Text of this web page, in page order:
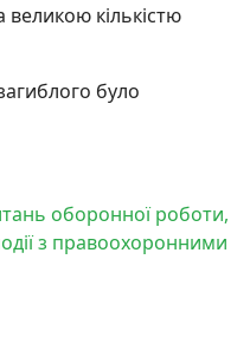
великою кількістю
було
оборонної роботи,
з правоохоронними